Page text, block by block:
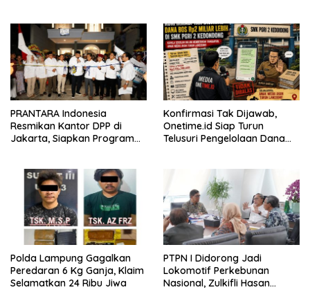
PRANTARA Indonesia
Resmikan Kantor DPP di
Jakarta, Siapkan Program
Konfirmasi Tak Dijawab,
Onetime.id Siap Turun
Telusuri Pengelolaan Dana
Polda Lampung Gagalkan
Peredaran 6 Kg Ganja, Klaim
Selamatkan 24 Ribu Jiwa
PTPN I Didorong Jadi
Lokomotif Perkebunan
Nasional, Zulkifli Hasan